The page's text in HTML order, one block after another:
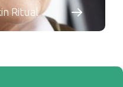
Ritual